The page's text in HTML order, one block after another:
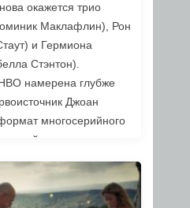
окажется трио
Маклафлин), Рон
и Гермиона
Стэнтон).
намерена глубже
Джоан
многосерийного
позволяет лучше